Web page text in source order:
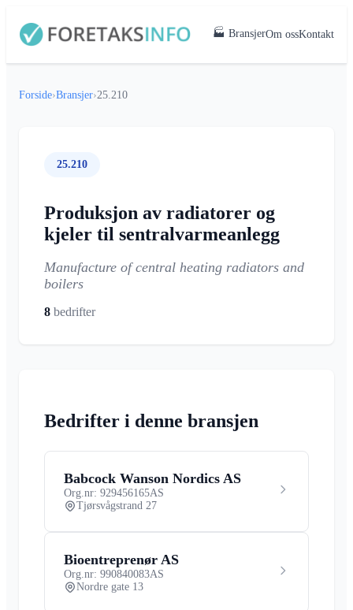
🏭 BransjerOm ossKontakt
Forside›Bransjer›25.210
25.210
Produksjon av radiatorer og
kjeler til sentralvarmeanlegg
Manufacture of central heating radiators and
boilers
8 bedrifter
Bedrifter i denne bransjen
Babcock Wanson Nordics AS
Org.nr: 929456165AS
Tjørsvågstrand 27
Bioentreprenør AS
Org.nr: 990840083AS
Nordre gate 13